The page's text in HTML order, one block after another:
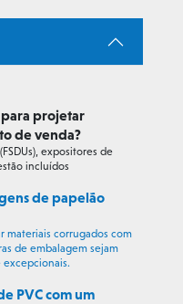
para projetar
de venda?
expositores de
incluídos
de papelão
materiais corrugados com
de embalagem sejam
PVC com um